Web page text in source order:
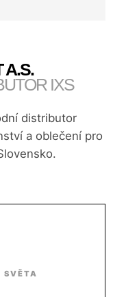
A.S.
IXS
distributor
a oblečení pro
SVĚTA